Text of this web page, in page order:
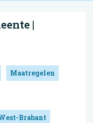
|
Maatregelen
Brabant